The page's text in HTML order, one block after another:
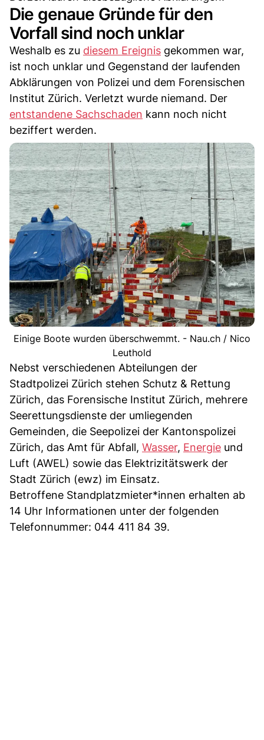
Die genaue Gründe für den
Vorfall sind noch unklar
Weshalb es zu diesem Ereignis gekommen war,
ist noch unklar und Gegenstand der laufenden
Abklärungen von Polizei und dem Forensischen
Institut Zürich. Verletzt wurde niemand. Der
entstandene Sachschaden kann noch nicht
beziffert werden.
Einige Boote wurden überschwemmt. - Nau.ch / Nico
Leuthold
Nebst verschiedenen Abteilungen der
Stadtpolizei Zürich stehen Schutz & Rettung
Zürich, das Forensische Institut Zürich, mehrere
Seerettungsdienste der umliegenden
Gemeinden, die Seepolizei der Kantonspolizei
Zürich, das Amt für Abfall, Wasser, Energie und
Luft (AWEL) sowie das Elektrizitätswerk der
Stadt Zürich (ewz) im Einsatz.
Betroffene Standplatzmieter*innen erhalten ab
14 Uhr Informationen unter der folgenden
Telefonnummer: 044 411 84 39.